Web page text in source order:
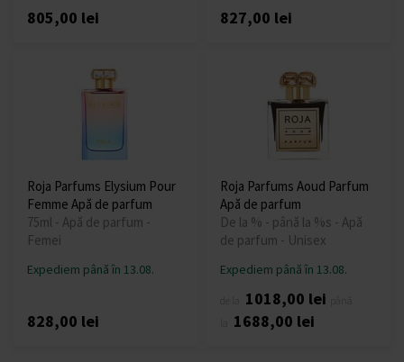
805,00 lei 827,00 lei
Roja Parfums Elysium Pour
Femme Apă de parfum
75ml - Apă de parfum -
Femei
Expediem până în 13.08.
828,00 lei
Roja Parfums Aoud Parfum
Apă de parfum
De la % - până la %s - Apă
de parfum - Unisex
Expediem până în 13.08.
1018,00 lei
1688,00 lei